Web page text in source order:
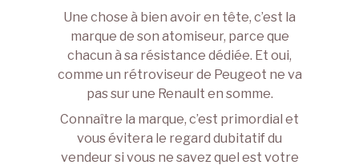
Une chose à bien avoir en tête, c’est la
marque de son atomiseur, parce que
chacun à sa résistance dédiée. Et oui,
comme un rétroviseur de Peugeot ne va
pas sur une Renault en somme.
Connaître la marque, c’est primordial et
vous évitera le regard dubitatif du
vendeur si vous ne savez quel est votre